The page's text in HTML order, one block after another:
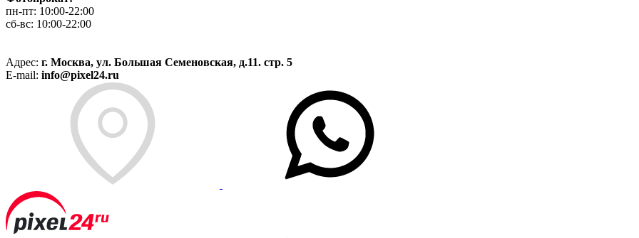
пн-пт: 10:00-22:00
сб-вс: 10:00-22:00
Адрес: г. Москва, ул. Большая Семеновская, д.11. стр. 5
E-mail: info@pixel24.ru